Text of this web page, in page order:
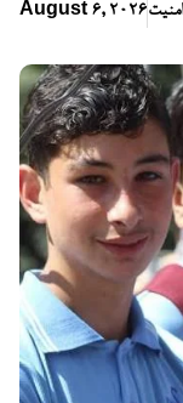
August 6, 2026امنیت